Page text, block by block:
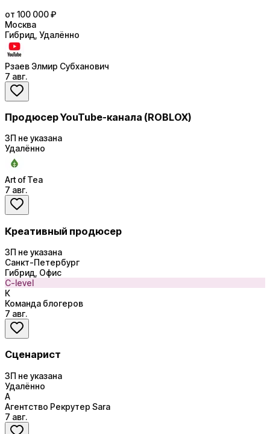
от 100 000 ₽
Москва
Гибрид, Удалённо
Рзаев Элмир Субханович
7 авг.
Продюсер YouTube-канала (ROBLOX)
ЗП не указана
Удалённо
Art of Tea
7 авг.
Креативный продюсер
ЗП не указана
Санкт-Петербург
Гибрид, Офис
C-level
К
Команда блогеров
7 авг.
Сценарист
ЗП не указана
Удалённо
А
Агентство Рекрутер Sara
7 авг.